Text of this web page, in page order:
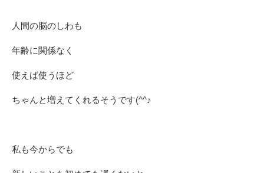
人間の脳のしわも
年齢に関係なく
使えば使うほど
ちゃんと増えてくれるそうです(^^♪
私も今からでも